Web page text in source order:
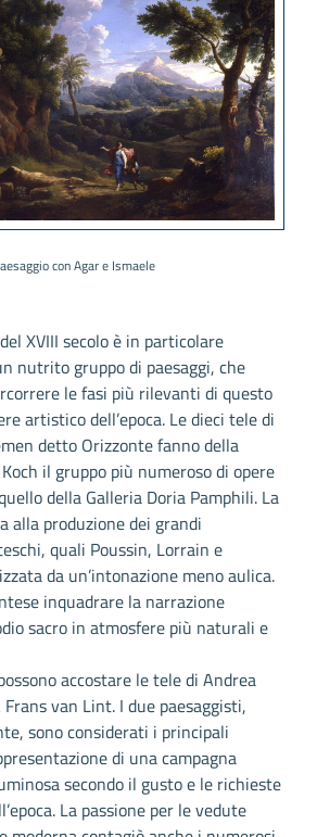
con Agar e Ismaele
XVIII secolo è in particolare
nutrito gruppo di paesaggi, che
le fasi più rilevanti di questo
artistico dell’epoca. Le dieci tele di
detto Orizzonte fanno della
il gruppo più numeroso di opere
della Galleria Doria Pamphili. La
alla produzione dei grandi
quali Poussin, Lorrain e
da un’intonazione meno aulica.
inquadrare la narrazione
sacro in atmosfere più naturali e
accostare le tele di Andrea
van Lint. I due paesaggisti,
sono considerati i principali
di una campagna
secondo il gusto e le richieste
La passione per le vedute